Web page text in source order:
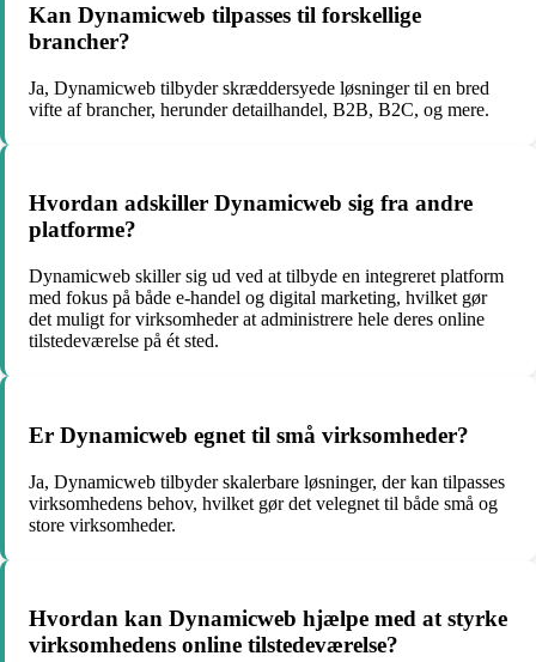
Kan Dynamicweb tilpasses til forskellige
brancher?
Ja, Dynamicweb tilbyder skræddersyede løsninger til en bred
vifte af brancher, herunder detailhandel, B2B, B2C, og mere.
Hvordan adskiller Dynamicweb sig fra andre
platforme?
Dynamicweb skiller sig ud ved at tilbyde en integreret platform
med fokus på både e-handel og digital marketing, hvilket gør
det muligt for virksomheder at administrere hele deres online
tilstedeværelse på ét sted.
Er Dynamicweb egnet til små virksomheder?
Ja, Dynamicweb tilbyder skalerbare løsninger, der kan tilpasses
virksomhedens behov, hvilket gør det velegnet til både små og
store virksomheder.
Hvordan kan Dynamicweb hjælpe med at styrke
virksomhedens online tilstedeværelse?